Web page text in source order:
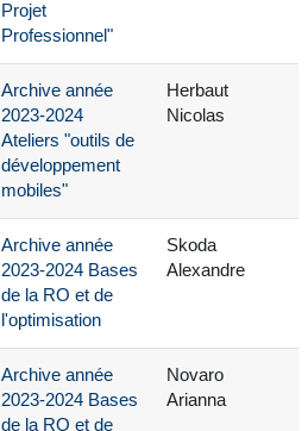
Projet
Professionnel"
Archive année
2023-2024
Ateliers "outils de
développement
mobiles"
Herbaut
Nicolas
Archive année
2023-2024 Bases
de la RO et de
l'optimisation
Skoda
Alexandre
Archive année
2023-2024 Bases
de la RO et de
Novaro
Arianna